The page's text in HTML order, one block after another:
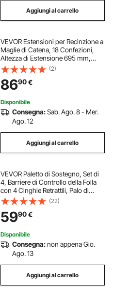
Aggiungi al carrello
VEVOR Estensioni per Recinzione a
Maglie di Catena, 18 Confezioni,
Altezza di Estensione 695 mm,
Prolunga per Palo Zincato, Staffa a
U, Braccio di Estensione in Filo
Spinato per la Privacy
(2)
8690€
Disponibile
Consegna:Sab. Ago. 8 - Mer.
Ago. 12
Aggiungi al carrello
VEVOR Paletto di Sostegno, Set di
4, Barriere di Controllo della Folla
con 4 Cinghie Retrattili, Palo di
Sostegno Nero in Acciaio al
Carbonio con Base Cava per
Iniezione di Sabbia per Teatri, Festa
(22)
5990€
Disponibile
Consegna:non appena Gio.
Ago. 13
Aggiungi al carrello